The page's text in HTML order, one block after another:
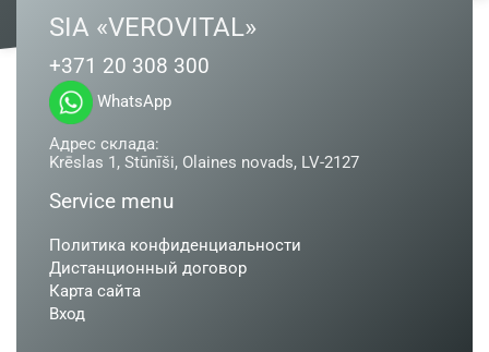
SIA «VEROVITAL»
+371 20 308 300
WhatsApp
Адрес склада:
Krēslas 1, Stūnīši, Olaines novads, LV-2127
Service menu
Политика конфиденциальности
Дистанционный договор
Карта сайта
Вход